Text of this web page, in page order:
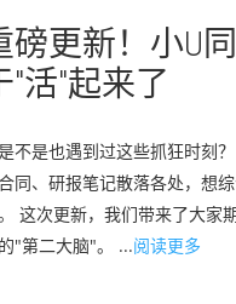
磅更新！小U
"活"起来了
不是也遇到过这些抓狂时刻
同、研报笔记散落各处，想
这次更新，我们带来了大家
"第二大脑"。 ...阅读更多